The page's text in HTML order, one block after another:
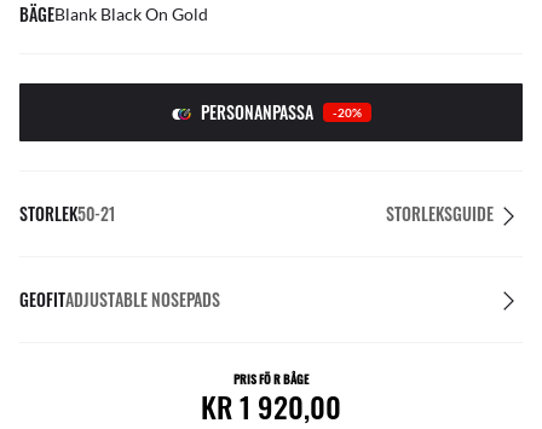
BÄGEBlank Black On Gold
PERSONANPASSA -20%
STORLEK50-21 STORLEKSGUIDE
GEOFITADJUSTABLE NOSEPADS
PRIS FÖ R BÅGE
KR 1 920,00